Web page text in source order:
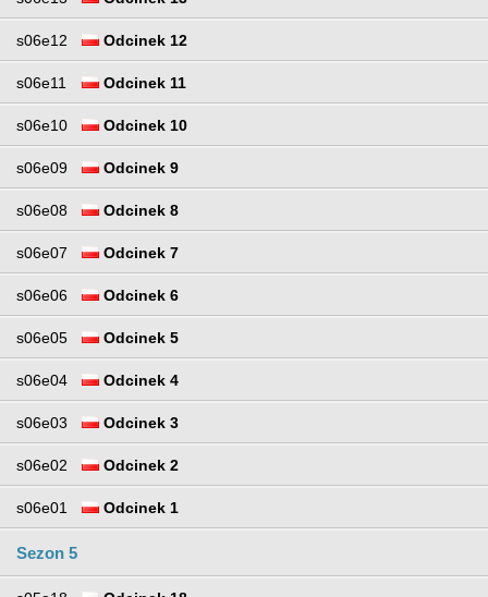
s06e12 Odcinek 12
s06e11 Odcinek 11
s06e10 Odcinek 10
s06e09 Odcinek 9
s06e08 Odcinek 8
s06e07 Odcinek 7
s06e06 Odcinek 6
s06e05 Odcinek 5
s06e04 Odcinek 4
s06e03 Odcinek 3
s06e02 Odcinek 2
s06e01 Odcinek 1
Sezon 5